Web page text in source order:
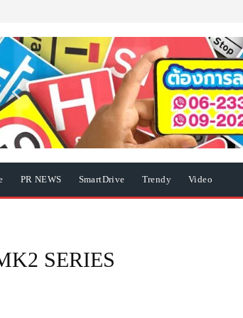
PR NEWS SmartDrive Trendy Video
SERIES